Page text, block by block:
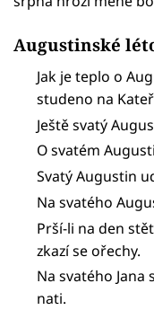
Augustinské
Jak je teplo o
studeno na
Ještě svatý
O svatém
Svatý Augustin
Na svatého
Prší-li na den
zkazí se ořechy.
Na svatého
nati.